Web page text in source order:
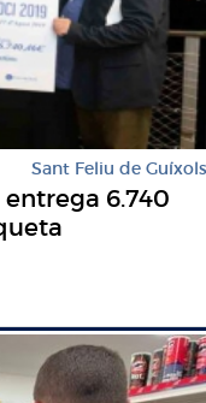
Sant Feliu de Guíxols
6.740